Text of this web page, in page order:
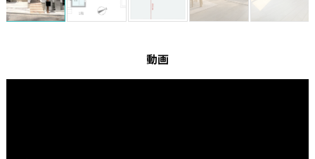
動画